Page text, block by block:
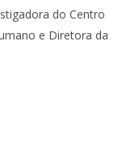
do Centro
e Diretora da